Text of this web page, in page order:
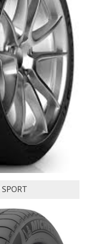
3 ST